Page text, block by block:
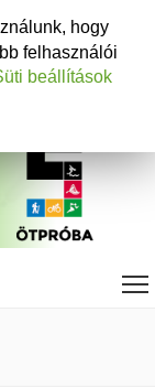
hogy
felhasználói
beállítások